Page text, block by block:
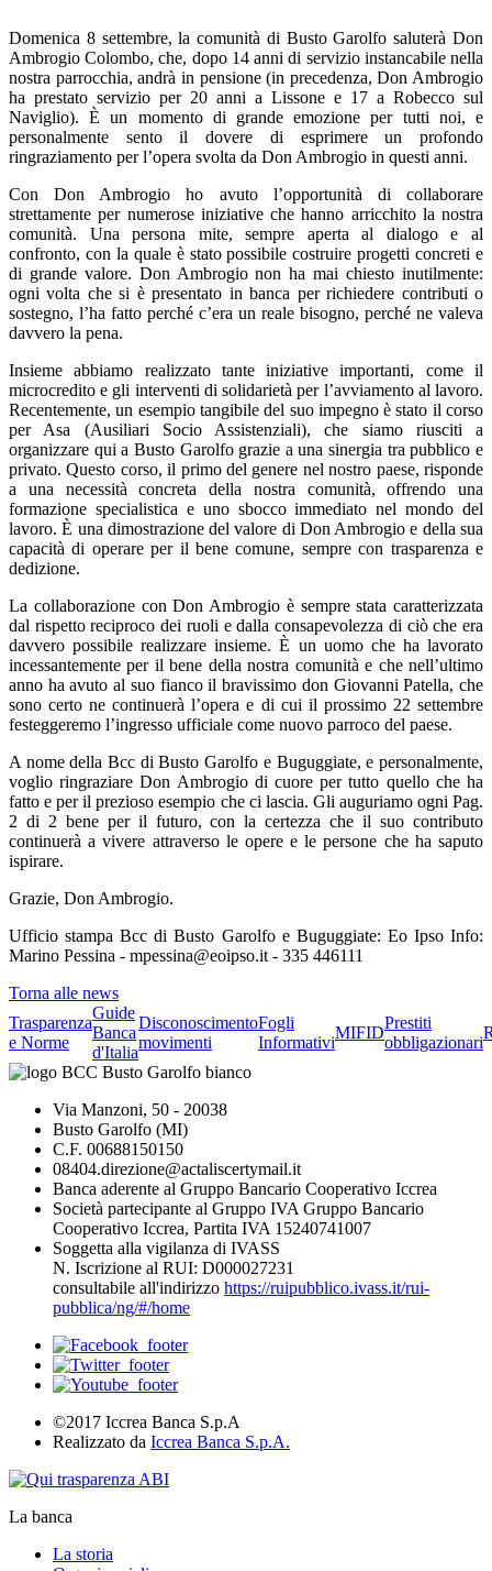
Domenica 8 settembre, la comunità di Busto Garolfo saluterà Don
Ambrogio Colombo, che, dopo 14 anni di servizio instancabile nella
nostra parrocchia, andrà in pensione (in precedenza, Don Ambrogio
ha prestato servizio per 20 anni a Lissone e 17 a Robecco sul
Naviglio). È un momento di grande emozione per tutti noi, e
personalmente sento il dovere di esprimere un profondo
ringraziamento per l’opera svolta da Don Ambrogio in questi anni.
Con Don Ambrogio ho avuto l’opportunità di collaborare
strettamente per numerose iniziative che hanno arricchito la nostra
comunità. Una persona mite, sempre aperta al dialogo e al
confronto, con la quale è stato possibile costruire progetti concreti e
di grande valore. Don Ambrogio non ha mai chiesto inutilmente:
ogni volta che si è presentato in banca per richiedere contributi o
sostegno, l’ha fatto perché c’era un reale bisogno, perché ne valeva
davvero la pena.
Insieme abbiamo realizzato tante iniziative importanti, come il
microcredito e gli interventi di solidarietà per l’avviamento al lavoro.
Recentemente, un esempio tangibile del suo impegno è stato il corso
per Asa (Ausiliari Socio Assistenziali), che siamo riusciti a
organizzare qui a Busto Garolfo grazie a una sinergia tra pubblico e
privato. Questo corso, il primo del genere nel nostro paese, risponde
a una necessità concreta della nostra comunità, offrendo una
formazione specialistica e uno sbocco immediato nel mondo del
lavoro. È una dimostrazione del valore di Don Ambrogio e della sua
capacità di operare per il bene comune, sempre con trasparenza e
dedizione.
La collaborazione con Don Ambrogio è sempre stata caratterizzata
dal rispetto reciproco dei ruoli e dalla consapevolezza di ciò che era
davvero possibile realizzare insieme. È un uomo che ha lavorato
incessantemente per il bene della nostra comunità e che nell’ultimo
anno ha avuto al suo fianco il bravissimo don Giovanni Patella, che
sono certo ne continuerà l’opera e di cui il prossimo 22 settembre
festeggeremo l’ingresso ufficiale come nuovo parroco del paese.
A nome della Bcc di Busto Garolfo e Buguggiate, e personalmente,
voglio ringraziare Don Ambrogio di cuore per tutto quello che ha
fatto e per il prezioso esempio che ci lascia. Gli auguriamo ogni Pag.
2 di 2 bene per il futuro, con la certezza che il suo contributo
continuerà a vivere attraverso le opere e le persone che ha saputo
ispirare.
Grazie, Don Ambrogio.
Ufficio stampa Bcc di Busto Garolfo e Buguggiate: Eo Ipso Info:
Marino Pessina - mpessina@eoipso.it - 335 446111
Torna alle news
Trasparenza
e Norme
Guide
Banca
d'Italia
Disconoscimento
movimenti
Fogli
Informativi
MIFID
Prestiti
obbligazionari
Via Manzoni, 50 - 20038
Busto Garolfo (MI)
C.F. 00688150150
08404.direzione@actaliscertymail.it
Banca aderente al Gruppo Bancario Cooperativo Iccrea
Società partecipante al Gruppo IVA Gruppo Bancario
Cooperativo Iccrea, Partita IVA 15240741007
Soggetta alla vigilanza di IVASS
N. Iscrizione al RUI: D000027231
consultabile all'indirizzo https://ruipubblico.ivass.it/rui-
pubblica/ng/#/home
©2017 Iccrea Banca S.p.A
Realizzato da Iccrea Banca S.p.A.
La banca
La storia